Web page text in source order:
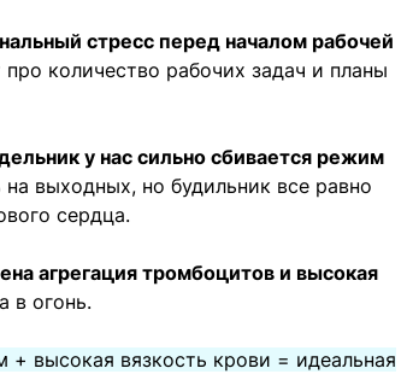
стресс перед началом рабочей
количество рабочих задач и планы
у нас сильно сбивается режим
выходных, но будильник все равно
сердца.
агрегация тромбоцитов и высокая
в огонь.
высокая вязкость крови = идеальная